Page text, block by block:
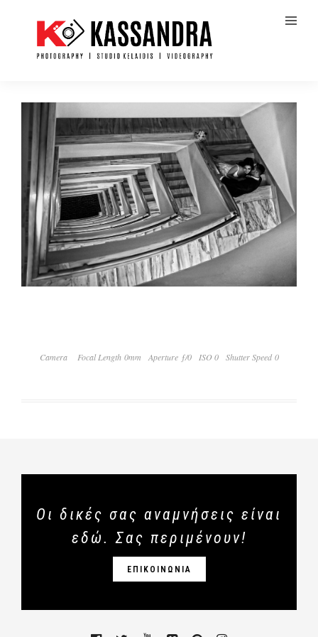
Camera Focal Length 0mm Aperture ƒ/0 ISO 0 Shutter Speed 0
Οι δικές σας αναμνήσεις είναι
εδώ. Σας περιμένουν!
ΕΠΙΚΟΙΝΩΝΙΑ